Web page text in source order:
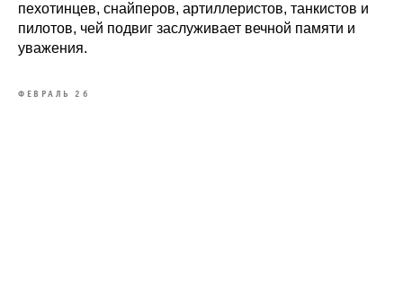
пехотинцев, снайперов, артиллеристов, танкистов и
пилотов, чей подвиг заслуживает вечной памяти и
уважения.
ФЕВРАЛЬ 26